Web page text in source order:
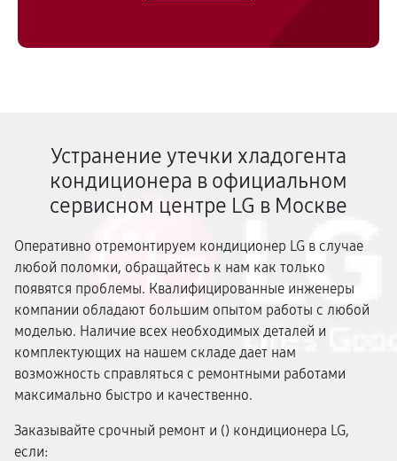
Устранение утечки хладогента
кондиционера в официальном
сервисном центре LG в Москве
Оперативно отремонтируем кондиционер LG в случае
любой поломки, обращайтесь к нам как только
появятся проблемы. Квалифицированные инженеры
компании обладают большим опытом работы с любой
моделью. Наличие всех необходимых деталей и
комплектующих на нашем складе дает нам
возможность справляться с ремонтными работами
максимально быстро и качественно.
Заказывайте срочный ремонт и () кондиционера LG,
если: